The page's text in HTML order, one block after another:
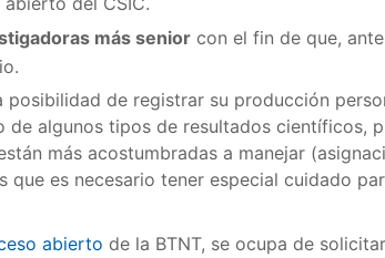
más senior con el fin de que,
de registrar su producción
algunos tipos de resultados científicos,
más acostumbradas a manejar
es necesario tener especial cuidado
abierto de la BTNT, se ocupa de